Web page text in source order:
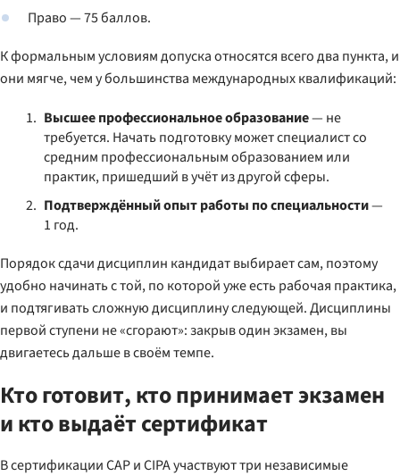
Право — 75 баллов.
К формальным условиям допуска относятся всего два пункта, и
они мягче, чем у большинства международных квалификаций:
Высшее профессиональное образование— не
требуется. Начать подготовку может специалист со
средним профессиональным образованием или
практик, пришедший в учёт из другой сферы.
Подтверждённый опыт работы по специальности—
1 год.
Порядок сдачи дисциплин кандидат выбирает сам, поэтому
удобно начинать с той, по которой уже есть рабочая практика,
и подтягивать сложную дисциплину следующей. Дисциплины
первой ступени не «сгорают»: закрыв один экзамен, вы
двигаетесь дальше в своём темпе.
Кто готовит, кто принимает экзамен
и кто выдаёт сертификат
В сертификации CAP и CIPA участвуют три независимые